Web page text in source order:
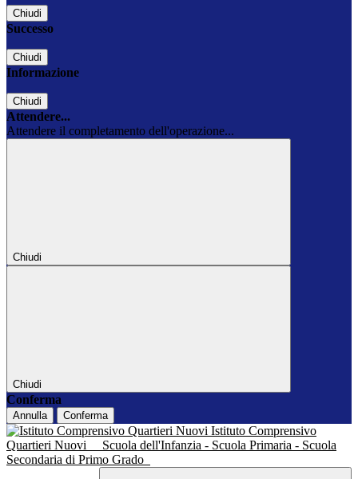
Chiudi
Successo
Chiudi
Informazione
Chiudi
Attendere...
Attendere il completamento dell'operazione...
Chiudi
Chiudi
Conferma
Annulla Conferma
Istituto Comprensivo
Quartieri Nuovi
Scuola dell'Infanzia - Scuola Primaria - Scuola
Secondaria di Primo Grado